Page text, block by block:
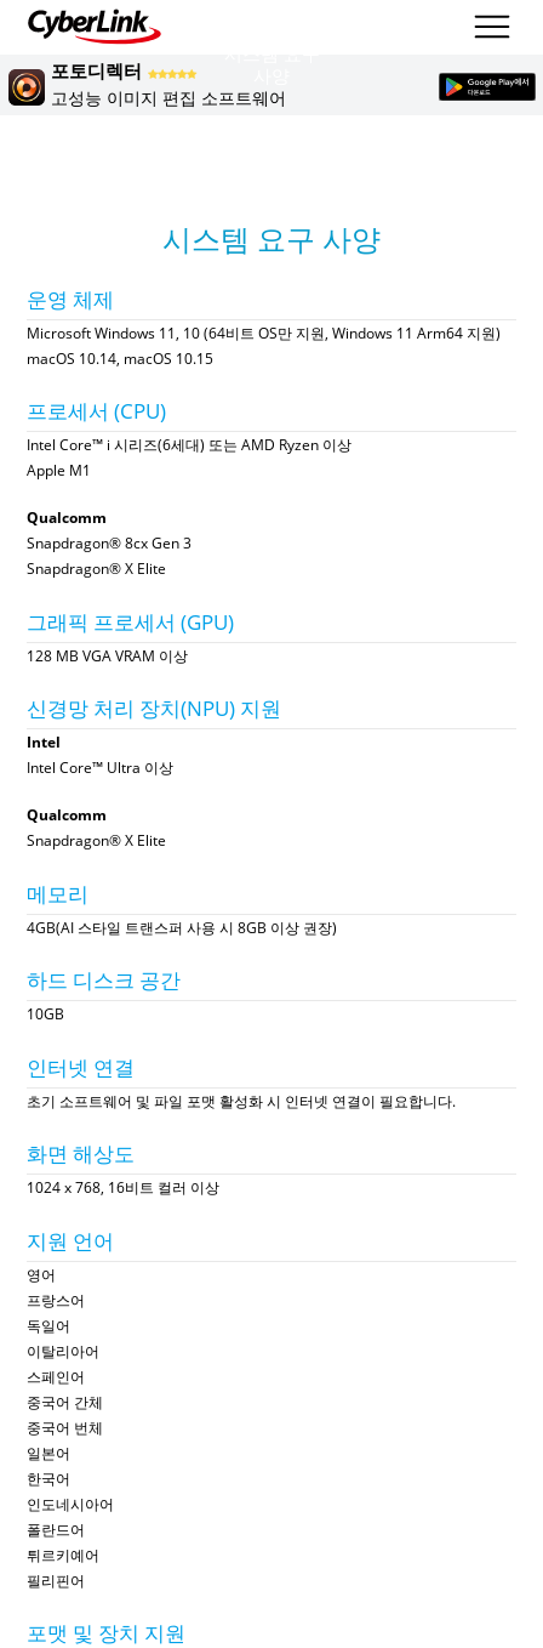
포토디렉터
고성능 이미지 편집 소프트웨어
시스템 요구 사양
운영 체제
Microsoft Windows 11, 10 (64비트 OS만 지원, Windows 11 Arm64 지원)
macOS 10.14, macOS 10.15
프로세서 (CPU)
Intel Core™ i 시리즈(6세대) 또는 AMD Ryzen 이상
Apple M1
Qualcomm
Snapdragon® 8cx Gen 3
Snapdragon® X Elite
그래픽 프로세서 (GPU)
128 MB VGA VRAM 이상
신경망 처리 장치(NPU) 지원
Intel
Intel Core™ Ultra 이상
Qualcomm
Snapdragon® X Elite
메모리
4GB(AI 스타일 트랜스퍼 사용 시 8GB 이상 권장)
하드 디스크 공간
10GB
인터넷 연결
초기 소프트웨어 및 파일 포맷 활성화 시 인터넷 연결이 필요합니다.
화면 해상도
1024 x 768, 16비트 컬러 이상
지원 언어
영어
프랑스어
독일어
이탈리아어
스페인어
중국어 간체
중국어 번체
일본어
한국어
인도네시아어
폴란드어
튀르키예어
필리핀어
포맷 및 장치 지원